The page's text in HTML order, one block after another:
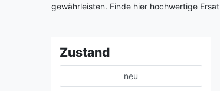
gewährleisten. Finde hier hochwertige
Zustand
neu